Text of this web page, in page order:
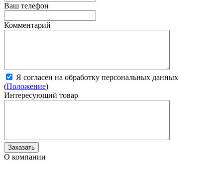
Ваш телефон
Комментарий
Я согласен на обработку персональных данных
(Положение)
Интересующий товар
О компании